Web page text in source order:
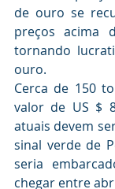
de ouro se
preços acima
tornando
ouro.
Cerca de 150
valor de US $
atuais devem
sinal verde de
seria
chegar entre